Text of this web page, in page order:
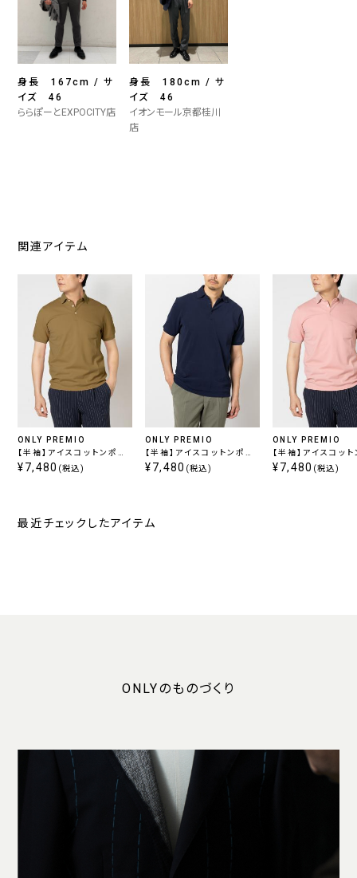
身長 167cm / サ
イズ 46
ららぽーとEXPOCITY店
身長 180cm / サ
イズ 46
イオンモール京都桂川
店
関連アイテム
ONLY PREMIO
【半袖】アイスコットンポロ
/ ブラウン
¥7,480 (税込)
ONLY PREMIO
【半袖】アイスコットンポロ
/ ネイビー
¥7,480 (税込)
ONLY PREMIO
【半袖】アイスコッ
/ ピンク
¥7,480 (税込)
最近チェックしたアイテム
ONLYのものづくり